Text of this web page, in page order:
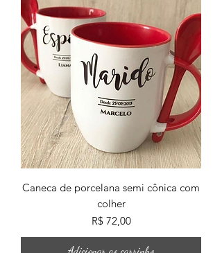
Caneca de porcelana semi cônica com
colher
Preço
R$ 72,00